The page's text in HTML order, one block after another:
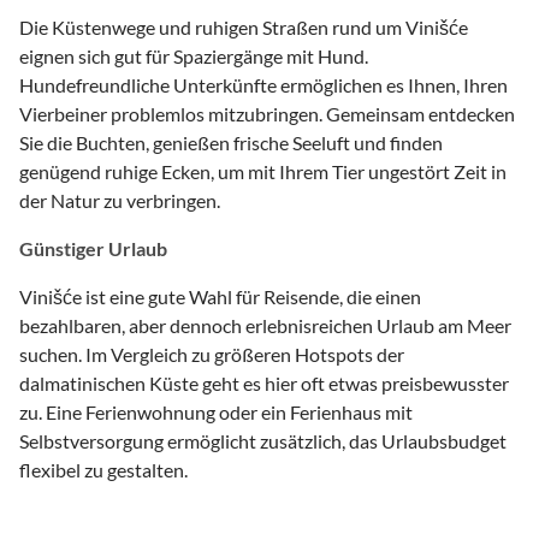
Die Küstenwege und ruhigen Straßen rund um Vinišće
eignen sich gut für Spaziergänge mit Hund.
Hundefreundliche Unterkünfte ermöglichen es Ihnen, Ihren
Vierbeiner problemlos mitzubringen. Gemeinsam entdecken
Sie die Buchten, genießen frische Seeluft und finden
genügend ruhige Ecken, um mit Ihrem Tier ungestört Zeit in
der Natur zu verbringen.
Günstiger Urlaub
Vinišće ist eine gute Wahl für Reisende, die einen
bezahlbaren, aber dennoch erlebnisreichen Urlaub am Meer
suchen. Im Vergleich zu größeren Hotspots der
dalmatinischen Küste geht es hier oft etwas preisbewusster
zu. Eine Ferienwohnung oder ein Ferienhaus mit
Selbstversorgung ermöglicht zusätzlich, das Urlaubsbudget
flexibel zu gestalten.